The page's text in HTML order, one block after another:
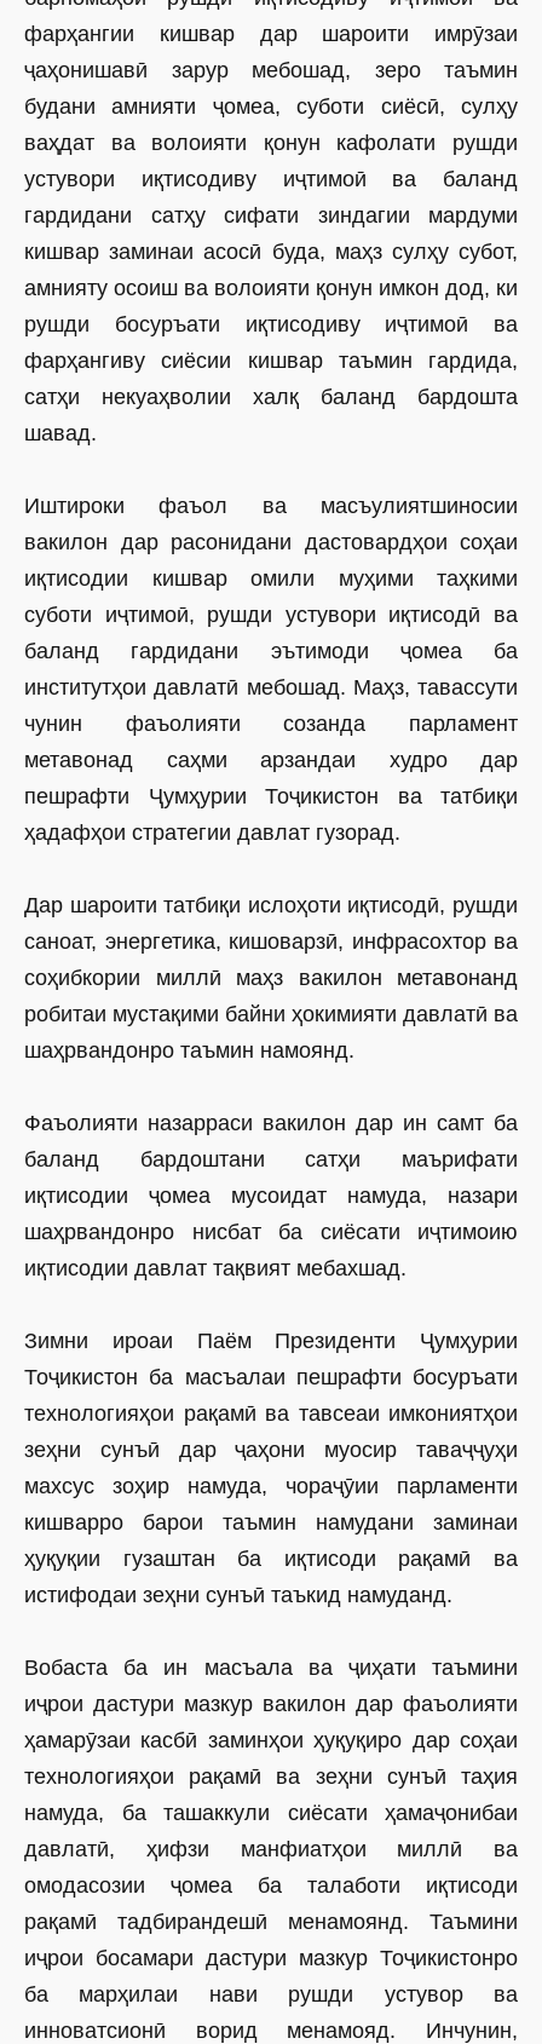
фарҳангии кишвар дар шароити имрӯзаи
ҷаҳонишавӣ зарур мебошад, зеро таъмин
будани амнияти ҷомеа, суботи сиёсӣ, сулҳу
ваҳдат ва волоияти қонун кафолати рушди
устувори иқтисодиву иҷтимоӣ ва баланд
гардидани сатҳу сифати зиндагии мардуми
кишвар заминаи асосӣ буда, маҳз сулҳу субот,
амнияту осоиш ва волоияти қонун имкон дод, ки
рушди босуръати иқтисодиву иҷтимоӣ ва
фарҳангиву сиёсии кишвар таъмин гардида,
сатҳи некуаҳволии халқ баланд бардошта
шавад.
Иштироки фаъол ва масъулиятшиносии
вакилон дар расонидани дастовардҳои соҳаи
иқтисодии кишвар омили муҳими таҳкими
суботи иҷтимоӣ, рушди устувори иқтисодӣ ва
баланд гардидани эътимоди ҷомеа ба
институтҳои давлатӣ мебошад. Маҳз, тавассути
чунин фаъолия­ти созанда парламент
метавонад саҳми арзандаи худро дар
пешрафти Ҷумҳурии Тоҷикистон ва татбиқи
ҳадафҳои стратегии давлат гузорад.
Дар шароити татбиқи ислоҳоти иқтисодӣ, рушди
саноат, энергетика, кишоварзӣ, инфрасохтор ва
соҳибкории миллӣ маҳз вакилон метавонанд
робитаи мустақими байни ҳокимияти давлатӣ ва
шаҳрвандонро таъмин намоянд.
Фаъолияти назарраси вакилон дар ин самт ба
баланд бардоштани сатҳи маърифати
иқтисодии ҷомеа мусоидат намуда, назари
шаҳрвандонро нисбат ба сиёсати иҷтимоию
иқтисодии давлат тақвият мебахшад.
Зимни ироаи Паём Президенти Ҷумҳурии
Тоҷикистон ба масъалаи пешрафти босуръати
технологияҳои рақамӣ ва тав­сеаи имкониятҳои
зеҳни сунъӣ дар ҷаҳони муосир таваҷҷуҳи
махсус зоҳир намуда, чораҷӯии парламенти
кишварро барои таъмин намудани заминаи
ҳуқуқии гузаштан ба иқтисоди рақамӣ ва
истифодаи зеҳни сунъӣ таъкид намуданд.
Вобаста ба ин масъала ва ҷиҳати таъмини
иҷрои дастури мазкур вакилон дар фаъолияти
ҳамарӯзаи касбӣ заминҳои ҳуқуқиро дар соҳаи
технологияҳои рақамӣ ва зеҳни сунъӣ таҳия
намуда, ба ташаккули сиёсати ҳамаҷонибаи
давлатӣ, ҳифзи манфиатҳои миллӣ ва
омодасозии ҷомеа ба талаботи иқтисоди
рақамӣ тадбирандешӣ менамоянд. Таъмини
иҷрои босамари дастури мазкур Тоҷикис­тонро
ба марҳилаи нави рушди устувор ва
инноватсионӣ ворид менамояд. Инчунин,